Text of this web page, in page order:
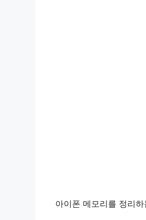
아이폰 메모리를 정리